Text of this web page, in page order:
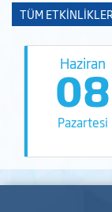
TÜM
Haziran
08
Pazartesi